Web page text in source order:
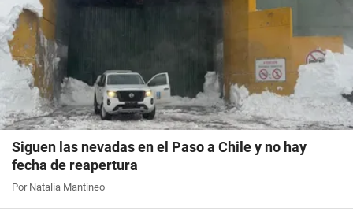
Siguen las nevadas en el Paso a Chile y no hay
fecha de reapertura
Por Natalia Mantineo